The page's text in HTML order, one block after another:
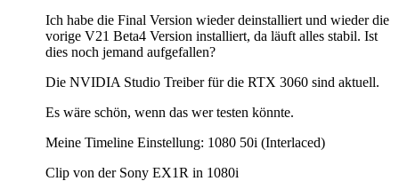
Ich habe die Final Version wieder deinstalliert und wieder die
vorige V21 Beta4 Version installiert, da läuft alles stabil. Ist
dies noch jemand aufgefallen?
Die NVIDIA Studio Treiber für die RTX 3060 sind aktuell.
Es wäre schön, wenn das wer testen könnte.
Meine Timeline Einstellung: 1080 50i (Interlaced)
Clip von der Sony EX1R in 1080i